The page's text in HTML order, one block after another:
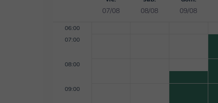
07/08
08/08
09/08
06:00
07:00
08:00
09:00